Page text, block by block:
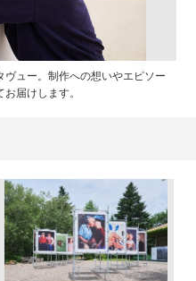
ュー。制作への想いやエピソー
届けします。